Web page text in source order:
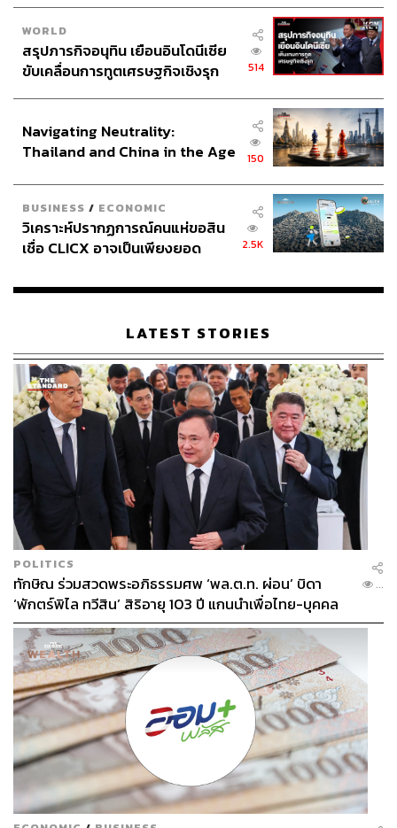
WORLD
สรุปภารกิจอนุทิน เยือนอินโดนีเซีย
ขับเคลื่อนการทูตเศรษฐกิจเชิงรุก
514
Navigating Neutrality:
Thailand and China in the Age
150
BUSINESS / ECONOMIC
วิเคราะห์ปรากฏการณ์คนแห่ขอสิน
เชื่อ CLICX อาจเป็นเพียงยอด
เรือนไทยที่ถูกซุกไว้
2.5K
LATEST STORIES
POLITICS
ทักษิณ ร่วมสวดพระอภิธรรมศพ ‘พล.ต.ท. ผ่อน’ บิดา
‘พักตร์พิไล ทวีสิน’ สิริอายุ 103 ปี แกนนำเพื่อไทย-บุคคล
หลากวงการร่วมอาลัย
...